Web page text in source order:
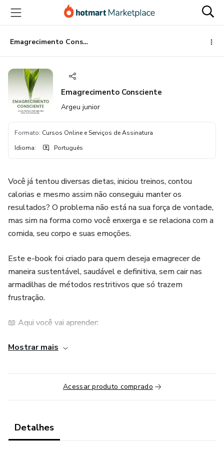
para
conteúdo
principal
para
pagamento
para
rodapé
Emagrecimento Consciente
Emagrecimento Consciente
Argeu junior
Formato: Cursos Online e Serviços de Assinatura
Idioma: Português
Você já tentou diversas dietas, iniciou treinos, contou
calorias e mesmo assim não conseguiu manter os
resultados? O problema não está na sua força de vontade,
mas sim na forma como você enxerga e se relaciona com a
comida, seu corpo e suas emoções.
Este e-book foi criado para quem deseja emagrecer de
maneira sustentável, saudável e definitiva, sem cair nas
armadilhas de métodos restritivos que só trazem
frustração.
📖 Aqui você vai aprender:
✅ Como desenvolver uma relação mais equilibrada e
✅ Estratégias práticas para controlar a ansiedade e a
compulsão alimentar
✅ Técnicas de autoconhecimento para entender os
gatilhos que sabotam seu processo
Mostrar mais
Acessar produto comprado
Detalhes